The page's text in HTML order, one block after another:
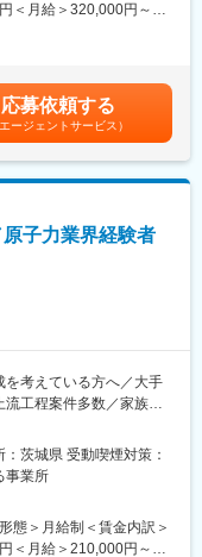
製造請負、人材紹介な
る」というミッション
ソリューションサービ
いける職場を作り上げ
グループに変革する」
アップやキャリアアッ
は多岐にわたるため、
ができます。
インストラクターの育
これにより、社員一人
の実現を支援していま
（3D-CAD）など、専門
れにより、多様な業種
ビスのパイオニア企業
、製造請負、人材紹介な
。全国に広がるネット
＜月給＞320,000円～
性があります。月給(月額)
応募依頼する
エージェントサービス）
原子力業界経験者
を考えている方へ／大手
流工程案件多数／家族手
クノロジーの社員とし
茨城県 受動喫煙対策：
事業所
態＞月給制＜賃金内訳＞
＜月給＞210,000円～